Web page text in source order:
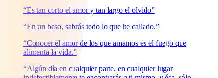
“Es tan corto el amor y tan largo el olvido”
“En un beso, sabrás todo lo que he callado.”
“Conocer el amor de los que amamos es el fuego que
alimenta la vida.”
“Algún día en cualquier parte, en cualquier lugar